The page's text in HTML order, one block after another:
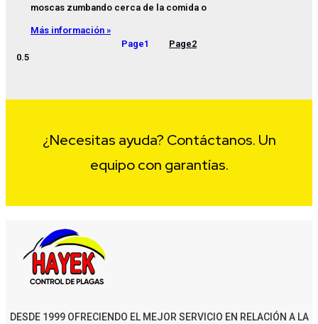
moscas zumbando cerca de la comida o
Más información »
Page1 Page2
¿Necesitas ayuda? Contáctanos. Un
equipo con garantías.
DESDE 1999 OFRECIENDO EL MEJOR SERVICIO EN RELACIÓN A LA